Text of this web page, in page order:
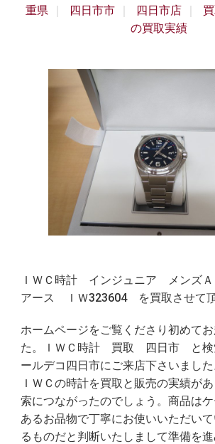
重県
四日市市 四日市店
の買取実績
ＩＷＣ時計 インジュニア メンズ
アース ＩＷ323604 を買取させて頂
ホームページをご覧くださり初めて
た。ＩＷＣ時計 買取 四日市 と検
ールデコ四日市にご来店下さいまし
ＩＷＣの時計を買取と販売の実績が
索につながったのでしょう。商品は
あるお品物で丁寧にお使いいただい
るものだと判断いたしまして準備を進